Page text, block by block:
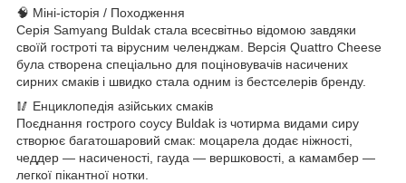
🧠 Міні-історія / Походження
Серія Samyang Buldak стала всесвітньо відомою завдяки
своїй гостроті та вірусним челенджам. Версія Quattro Cheese
була створена спеціально для поціновувачів насичених
сирних смаків і швидко стала одним із бестселерів бренду.
🥢 Енциклопедія азійських смаків
Поєднання гострого соусу Buldak із чотирма видами сиру
створює багатошаровий смак: моцарела додає ніжності,
чеддер — насиченості, гауда — вершковості, а камамбер —
легкої пікантної нотки.